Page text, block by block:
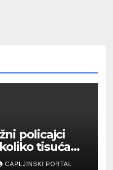
policajci
tisuća
CAPLJINSKI PORTAL